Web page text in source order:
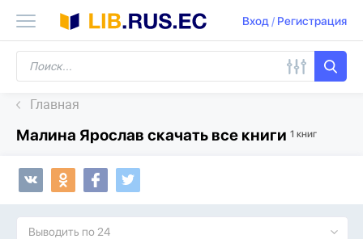
Вход/ Регистрация
Главная
Малина Ярослав скачать все книги 1 книг
Выводить по 24